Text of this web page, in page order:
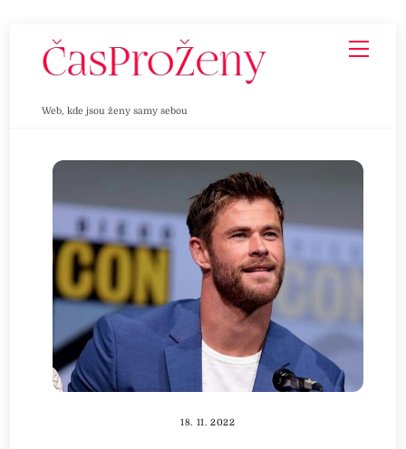
Web, kde jsou ženy samy sebou
18. 11. 2022